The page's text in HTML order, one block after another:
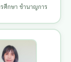
ศึกษา ชำนาญการ